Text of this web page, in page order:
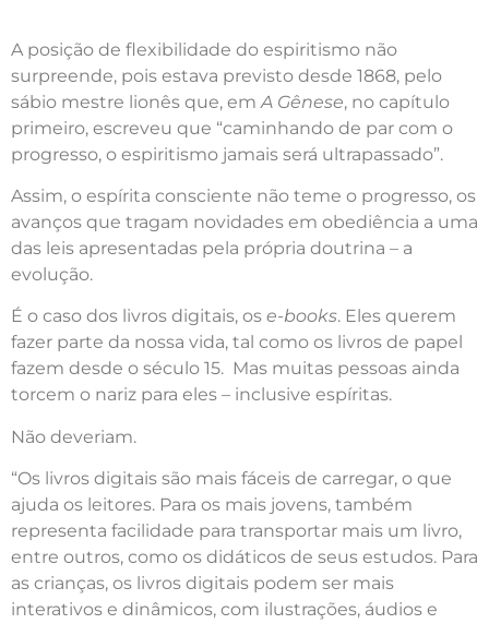
A posição de flexibilidade do espiritismo não
surpreende, pois estava previsto desde 1868, pelo
sábio mestre lionês que, em A Gênese, no capítulo
primeiro, escreveu que “caminhando de par com o
progresso, o espiritismo jamais será ultrapassado”.
Assim, o espírita consciente não teme o progresso, os
avanços que tragam novidades em obediência a uma
das leis apresentadas pela própria doutrina – a
evolução.
É o caso dos livros digitais, os e-books. Eles querem
fazer parte da nossa vida, tal como os livros de papel
fazem desde o século 15. Mas muitas pessoas ainda
torcem o nariz para eles – inclusive espíritas.
Não deveriam.
“Os livros digitais são mais fáceis de carregar, o que
ajuda os leitores. Para os mais jovens, também
representa facilidade para transportar mais um livro,
entre outros, como os didáticos de seus estudos. Para
as crianças, os livros digitais podem ser mais
interativos e dinâmicos, com ilustrações, áudios e